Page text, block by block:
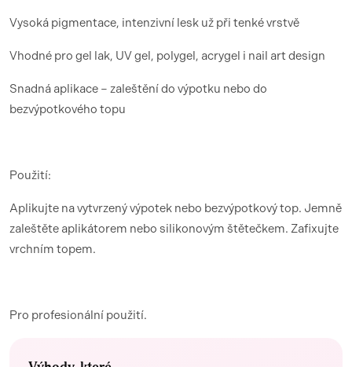
Vysoká pigmentace, intenzivní lesk už při tenké vrstvě
Vhodné pro gel lak, UV gel, polygel, acrygel i nail art design
Snadná aplikace – zaleštění do výpotku nebo do
bezvýpotkového topu
Použití:
Aplikujte na vytvrzený výpotek nebo bezvýpotkový top. Jemně
zaleštěte aplikátorem nebo silikonovým štětečkem. Zafixujte
vrchním topem.
Pro profesionální použití.